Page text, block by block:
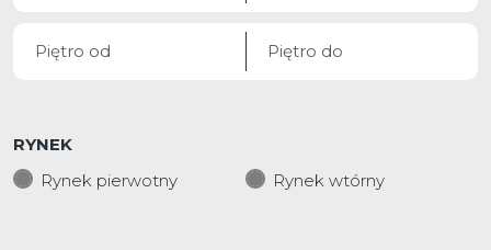
RYNEK
Rynek pierwotny
Rynek wtórny